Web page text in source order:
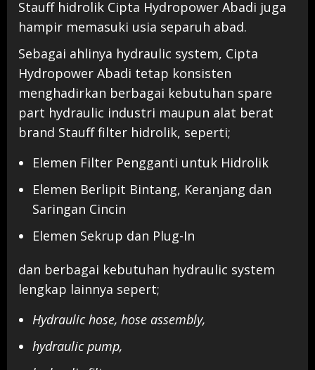
Stauff hidrolik Cipta Hydropower Abadi juga
hampir memasuki usia separuh abad.
Sebagai ahlinya hydraulic system, Cipta
Hydropower Abadi tetap konsisten
menghadirkan berbagai kebutuhan spare
part hydraulic industri maupun alat berat
brand Stauff filter hidrolik, seperti;
Elemen Filter Pengganti untuk Hidrolik
Elemen Berlipit Bintang, Keranjang dan
Saringan Cincin
Elemen Sekrup dan Plug-In
dan berbagai kebutuhan hydraulic system
lengkap lainnya sepert;
Hydraulic hose, hose assembly,
hydraulic pump,